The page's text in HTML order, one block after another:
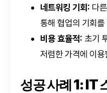
네트워킹 기회: 다
통해 협업의 기회
비용 효율적: 초기
저렴한 가격에 이
성공 사례 1: IT